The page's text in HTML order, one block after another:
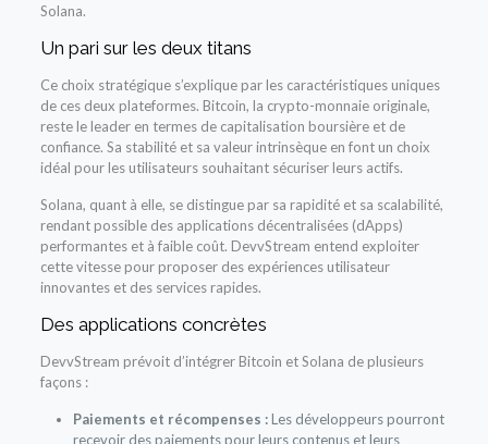
Solana.
Un pari sur les deux titans
Ce choix stratégique s’explique par les caractéristiques uniques
de ces deux plateformes. Bitcoin, la crypto-monnaie originale,
reste le leader en termes de capitalisation boursière et de
confiance. Sa stabilité et sa valeur intrinsèque en font un choix
idéal pour les utilisateurs souhaitant sécuriser leurs actifs.
Solana, quant à elle, se distingue par sa rapidité et sa scalabilité,
rendant possible des applications décentralisées (dApps)
performantes et à faible coût. DevvStream entend exploiter
cette vitesse pour proposer des expériences utilisateur
innovantes et des services rapides.
Des applications concrètes
DevvStream prévoit d’intégrer Bitcoin et Solana de plusieurs
façons :
Paiements et récompenses :Les développeurs pourront
recevoir des paiements pour leurs contenus et leurs